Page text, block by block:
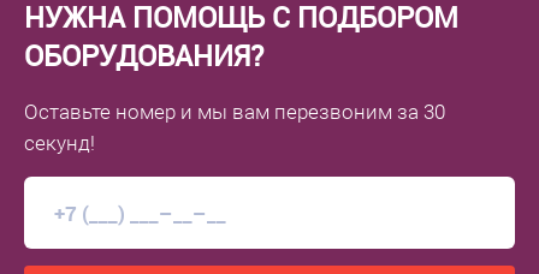
НУЖНА ПОМОЩЬ С ПОДБОРОМ
ОБОРУДОВАНИЯ?
Оставьте номер и мы вам перезвоним за 30
секунд!